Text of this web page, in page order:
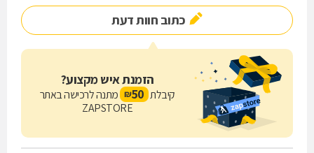
כתוב חוות דעת
הזמנת איש מקצוע?
קיבלת 50
₪ מתנה לרכישה באתר
ZAPSTORE